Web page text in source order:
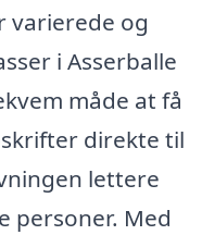
varierede og
i Asserballe
måde at få
direkte til
lettere
personer. Med